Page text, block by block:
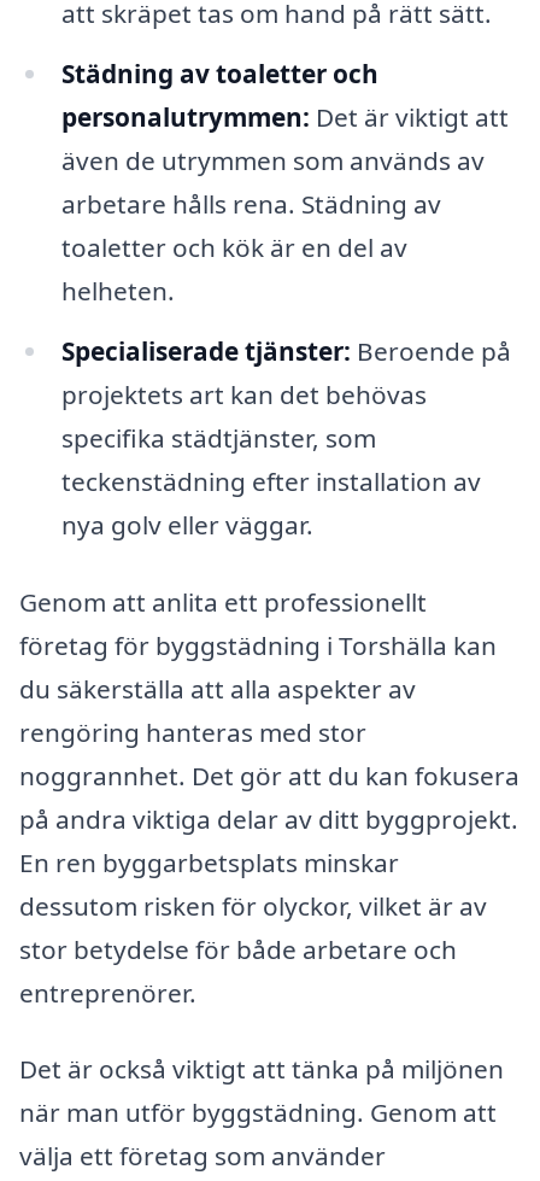
att skräpet tas om hand på rätt sätt.
Städning av toaletter och
personalutrymmen: Det är viktigt att
även de utrymmen som används av
arbetare hålls rena. Städning av
toaletter och kök är en del av
helheten.
Specialiserade tjänster: Beroende på
projektets art kan det behövas
specifika städtjänster, som
teckenstädning efter installation av
nya golv eller väggar.
Genom att anlita ett professionellt
företag för byggstädning i Torshälla kan
du säkerställa att alla aspekter av
rengöring hanteras med stor
noggrannhet. Det gör att du kan fokusera
på andra viktiga delar av ditt byggprojekt.
En ren byggarbetsplats minskar
dessutom risken för olyckor, vilket är av
stor betydelse för både arbetare och
entreprenörer.
Det är också viktigt att tänka på miljönen
när man utför byggstädning. Genom att
välja ett företag som använder